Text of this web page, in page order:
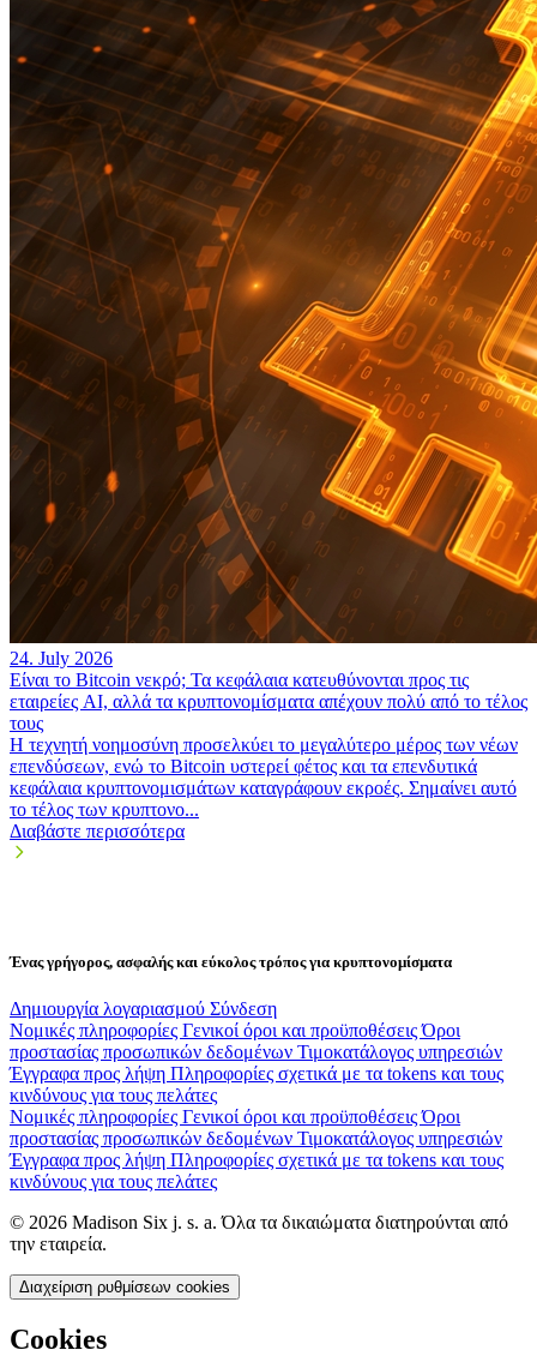
24. July 2026
Είναι το Bitcoin νεκρό; Τα κεφάλαια κατευθύνονται προς τις
εταιρείες AI, αλλά τα κρυπτονομίσματα απέχουν πολύ από το τέλος
τους
Η τεχνητή νοημοσύνη προσελκύει το μεγαλύτερο μέρος των νέων
επενδύσεων, ενώ το Bitcoin υστερεί φέτος και τα επενδυτικά
κεφάλαια κρυπτονομισμάτων καταγράφουν εκροές. Σημαίνει αυτό
το τέλος των κρυπτονο...
Διαβάστε περισσότερα
Ένας γρήγορος, ασφαλής και εύκολος τρόπος για κρυπτονομίσματα
Δημιουργία λογαριασμού Σύνδεση
Νομικές πληροφορίες Γενικοί όροι και προϋποθέσειςΌροι
προστασίας προσωπικών δεδομένων Τιμοκατάλογος υπηρεσιών
Έγγραφα προς λήψη Πληροφορίες σχετικά με τα tokens και τους
κινδύνους για τους πελάτες
Νομικές πληροφορίες Γενικοί όροι και προϋποθέσειςΌροι
προστασίας προσωπικών δεδομένων Τιμοκατάλογος υπηρεσιών
Έγγραφα προς λήψη Πληροφορίες σχετικά με τα tokens και τους
κινδύνους για τους πελάτες
© 2026 Madison Six j. s. a. Όλα τα δικαιώματα διατηρούνται από
την εταιρεία.
Διαχείριση ρυθμίσεων cookies
Cookies